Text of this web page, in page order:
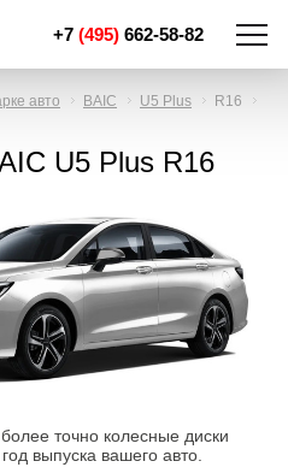
+7 (495) 662-58-82
авто BAIC U5 Plus R16
U5 Plus R16
точно колесные диски
выпуска вашего авто.